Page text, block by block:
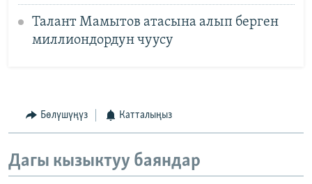
Талант Мамытов атасына алып берген
миллиондордун чуусу
Бөлүшүңүз Катталыңыз
Дагы кызыктуу баяндар